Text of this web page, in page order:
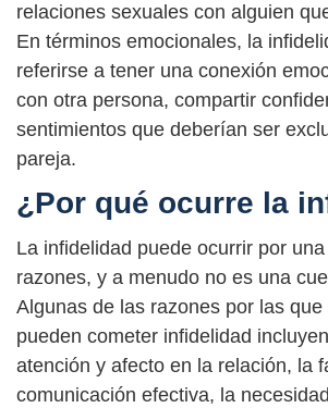
relaciones sexuales con alguien
En términos emocionales, la
referirse a tener una conexión
con otra persona, compartir
sentimientos que deberían ser
pareja.
¿Por qué ocurre la
La infidelidad puede ocurrir por
razones, y a menudo no es una
Algunas de las razones por las
pueden cometer infidelidad
atención y afecto en la relación, la
comunicación efectiva, la